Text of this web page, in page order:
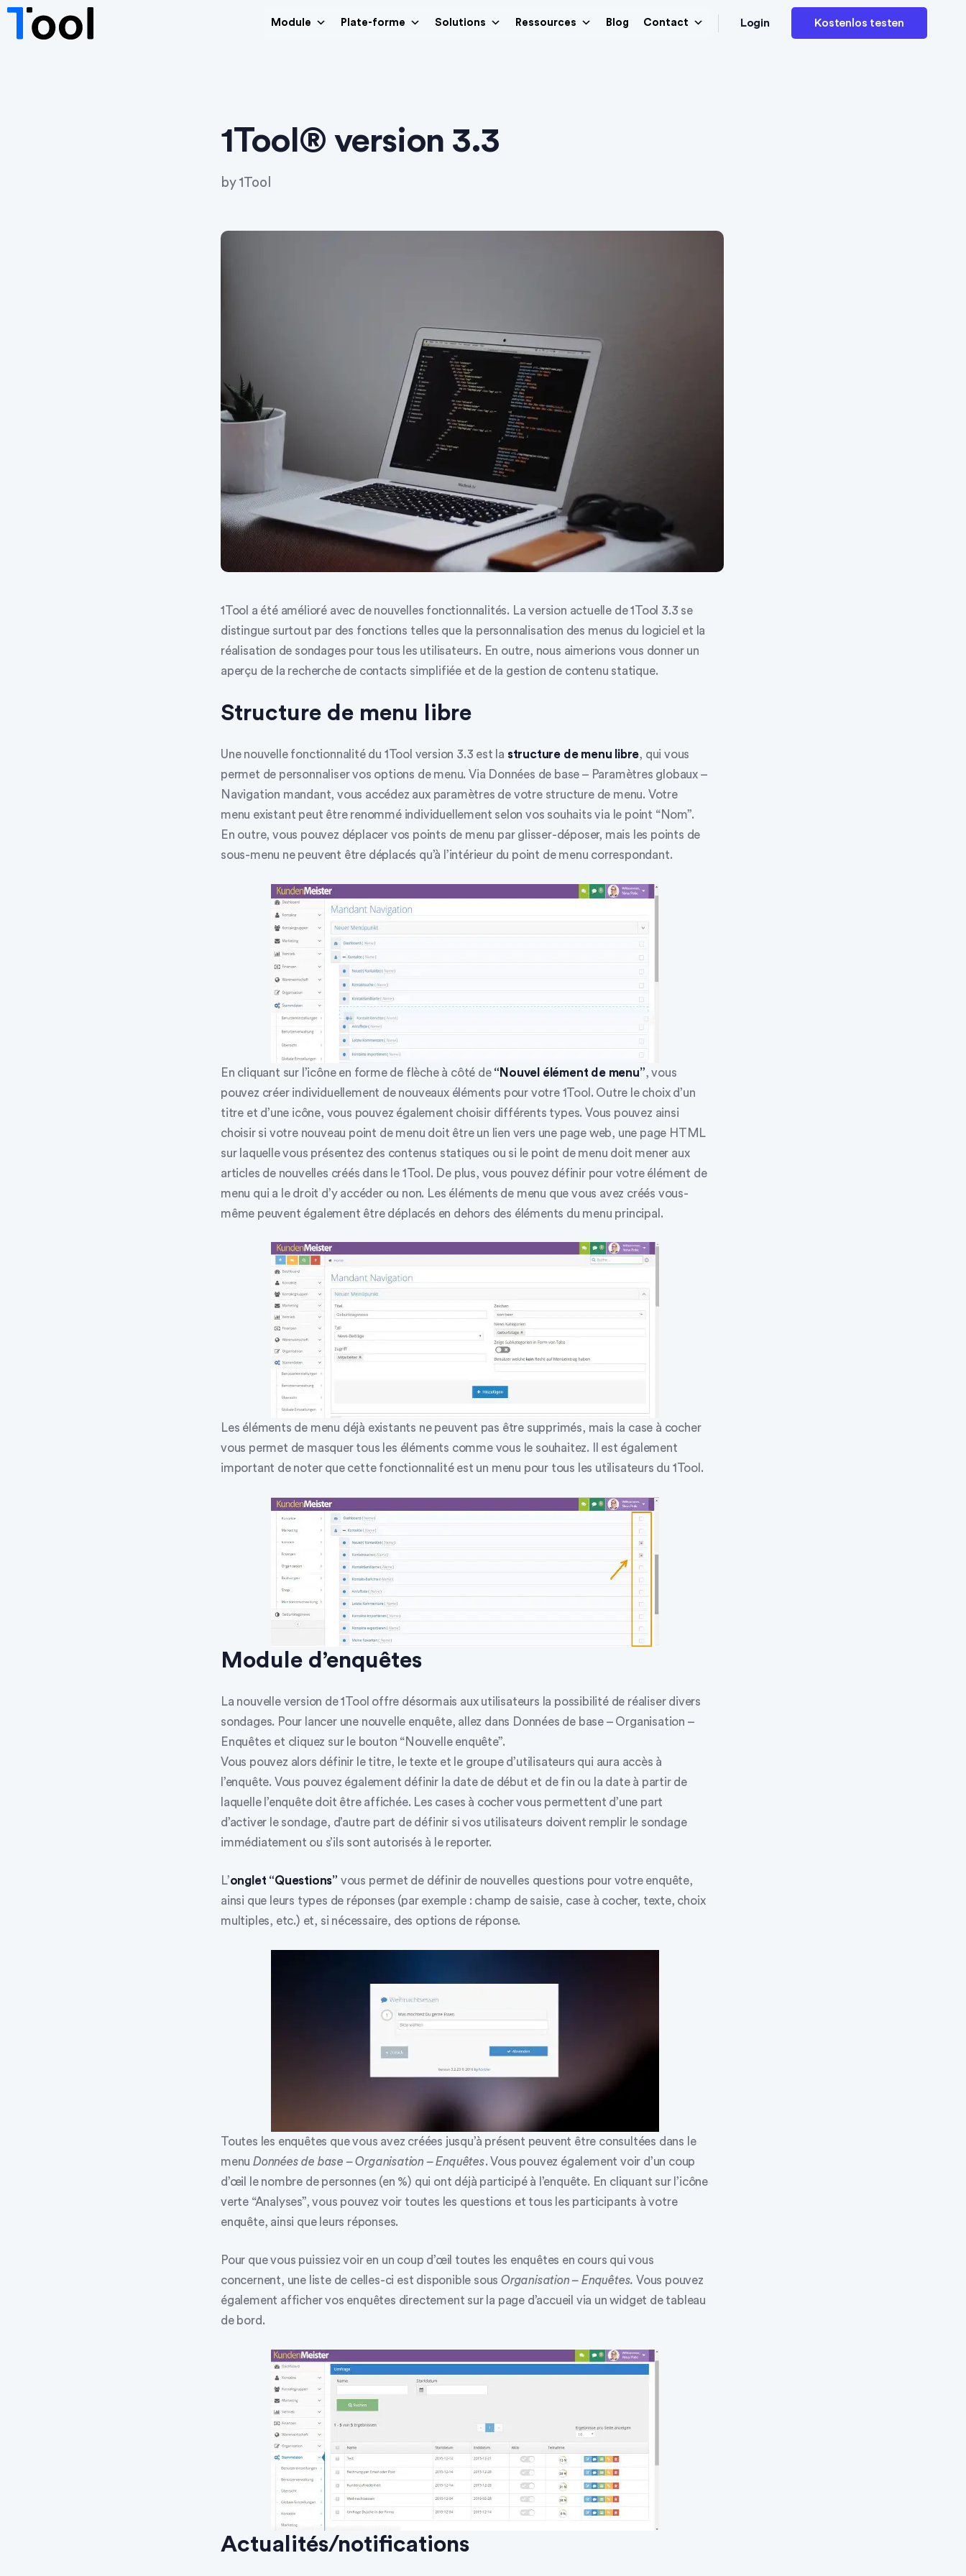
Module Plate-forme Solutions Ressources Blog Contact Login Kostenlos testen
1Tool® version 3.3
by1Tool
1Tool a été amélioré avec de nouvelles fonctionnalités. La version actuelle de 1Tool 3.3 se
distingue surtout par des fonctions telles que la personnalisation des menus du logiciel et la
réalisation de sondages pour tous les utilisateurs. En outre, nous aimerions vous donner un
aperçu de la recherche de contacts simplifiée et de la gestion de contenu statique.
Structure de menu libre
Une nouvelle fonctionnalité du 1Tool version 3.3 est la structure de menu libre, qui vous
permet de personnaliser vos options de menu. Via Données de base – Paramètres globaux –
Navigation mandant, vous accédez aux paramètres de votre structure de menu. Votre
menu existant peut être renommé individuellement selon vos souhaits via le point “Nom”.
En outre, vous pouvez déplacer vos points de menu par glisser-déposer, mais les points de
sous-menu ne peuvent être déplacés qu’à l’intérieur du point de menu correspondant.
En cliquant sur l’icône en forme de flèche à côté de “Nouvel élément de menu”, vous
pouvez créer individuellement de nouveaux éléments pour votre 1Tool. Outre le choix d’un
titre et d’une icône, vous pouvez également choisir différents types. Vous pouvez ainsi
choisir si votre nouveau point de menu doit être un lien vers une page web, une page HTML
sur laquelle vous présentez des contenus statiques ou si le point de menu doit mener aux
articles de nouvelles créés dans le 1Tool. De plus, vous pouvez définir pour votre élément de
menu qui a le droit d’y accéder ou non. Les éléments de menu que vous avez créés vous-
même peuvent également être déplacés en dehors des éléments du menu principal.
Les éléments de menu déjà existants ne peuvent pas être supprimés, mais la case à cocher
vous permet de masquer tous les éléments comme vous le souhaitez. Il est également
important de noter que cette fonctionnalité est un menu pour tous les utilisateurs du 1Tool.
Module d’enquêtes
La nouvelle version de 1Tool offre désormais aux utilisateurs la possibilité de réaliser divers
sondages. Pour lancer une nouvelle enquête, allez dans Données de base – Organisation –
Enquêtes et cliquez sur lebouton “Nouvelle enquête”.
Vous pouvez alors définir le titre, le texte et le groupe d’utilisateurs qui aura accès à
l’enquête. Vous pouvez également définir la date de début et de fin ou la date à partir de
laquelle l’enquête doit être affichée. Les cases à cocher vous permettent d’une part
d’activer le sondage, d’autre part de définir si vos utilisateurs doivent remplir le sondage
immédiatement ou s’ils sont autorisés à le reporter.
L’onglet “Questions” vous permet de définir de nouvelles questions pour votre enquête,
ainsi que leurs types de réponses (par exemple : champ de saisie, case à cocher, texte, choix
multiples, etc.) et, si nécessaire, des options de réponse.
Toutes les enquêtes que vous avez créées jusqu’à présent peuvent être consultées dans le
menu Données de base – Organisation – Enquêtes. Vous pouvez également voir d’un coup
d’œil le nombre de personnes (en %) qui ont déjà participé à l’enquête. En cliquant sur l’icône
verte “Analyses”, vous pouvez voir toutes les questions et tous les participants à votre
enquête, ainsi que leurs réponses.
Pour que vous puissiez voir en un coup d’œil toutes les enquêtes en cours qui vous
concernent, une liste de celles-ci est disponible sous Organisation – Enquêtes. Vous pouvez
également afficher vos enquêtes directement sur la page d’accueil via unwidget de tableau
de bord.
Actualités/notifications